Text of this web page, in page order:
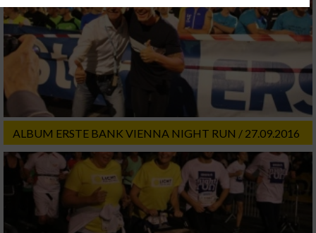
ALBUM ERSTE BANK VIENNA NIGHT RUN / 27.09.2016
Website/App.
Partnerliste anzeigen (1 IAB-Anbieter)
Wir nutzen Ihre Daten für folgende Zwecke:
IAB-Verarbeitungszwecke:
Speichern von oder Zugriff auf Informationen
auf einem Endgerät
Verwendung reduzierter Daten zur Auswahl
von Werbeanzeigen
Erstellung von Profilen für personalisierte
Werbung